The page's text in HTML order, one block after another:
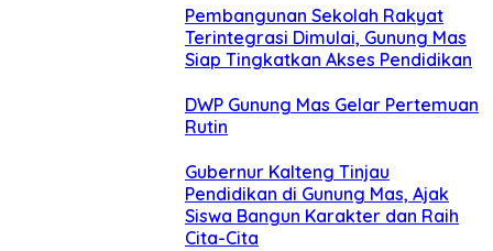
Pembangunan Sekolah Rakyat
Terintegrasi Dimulai, Gunung Mas
Siap Tingkatkan Akses Pendidikan
DWP Gunung Mas Gelar Pertemuan
Rutin
Gubernur Kalteng Tinjau
Pendidikan di Gunung Mas, Ajak
Siswa Bangun Karakter dan Raih
Cita-Cita